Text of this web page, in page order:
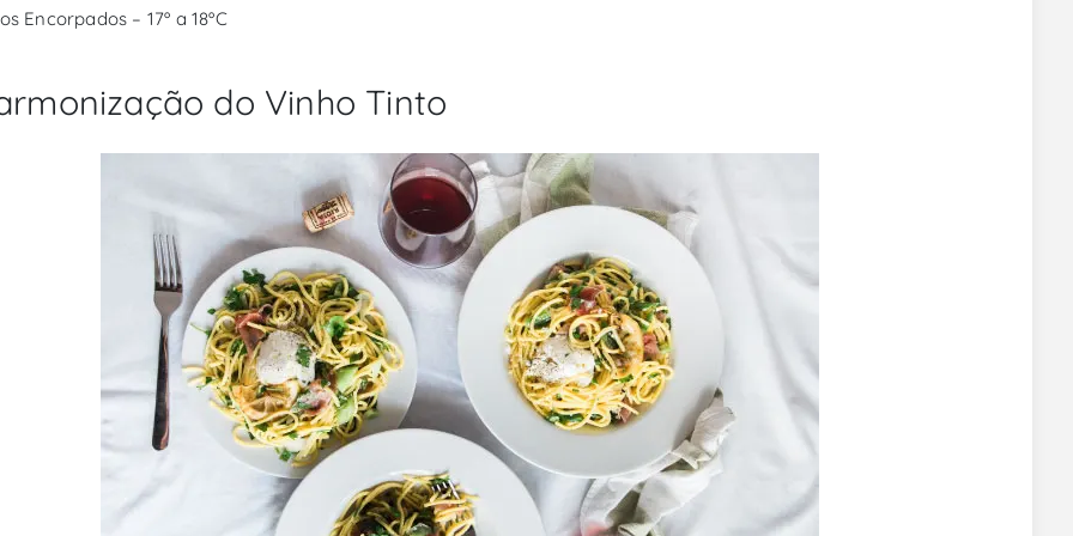
Encorpados – 17º a 18ºC
do Vinho Tinto